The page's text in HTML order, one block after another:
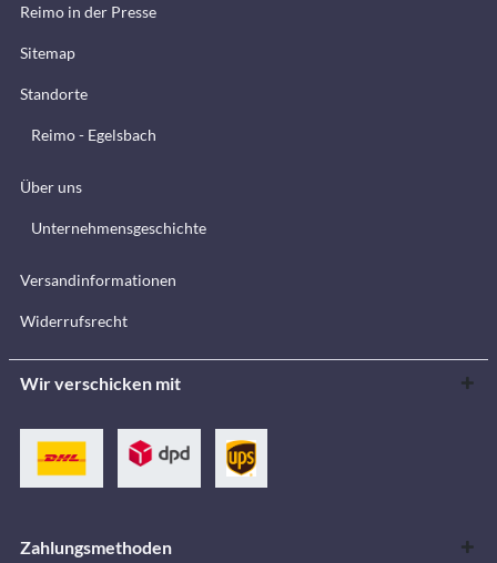
Reimo in der Presse
Sitemap
Standorte
Reimo - Egelsbach
Über uns
Unternehmensgeschichte
Versandinformationen
Widerrufsrecht
Wir verschicken mit
Zahlungsmethoden